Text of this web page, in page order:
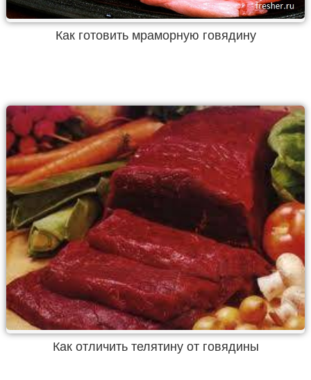
Как готовить мраморную говядину
Как отличить телятину от говядины